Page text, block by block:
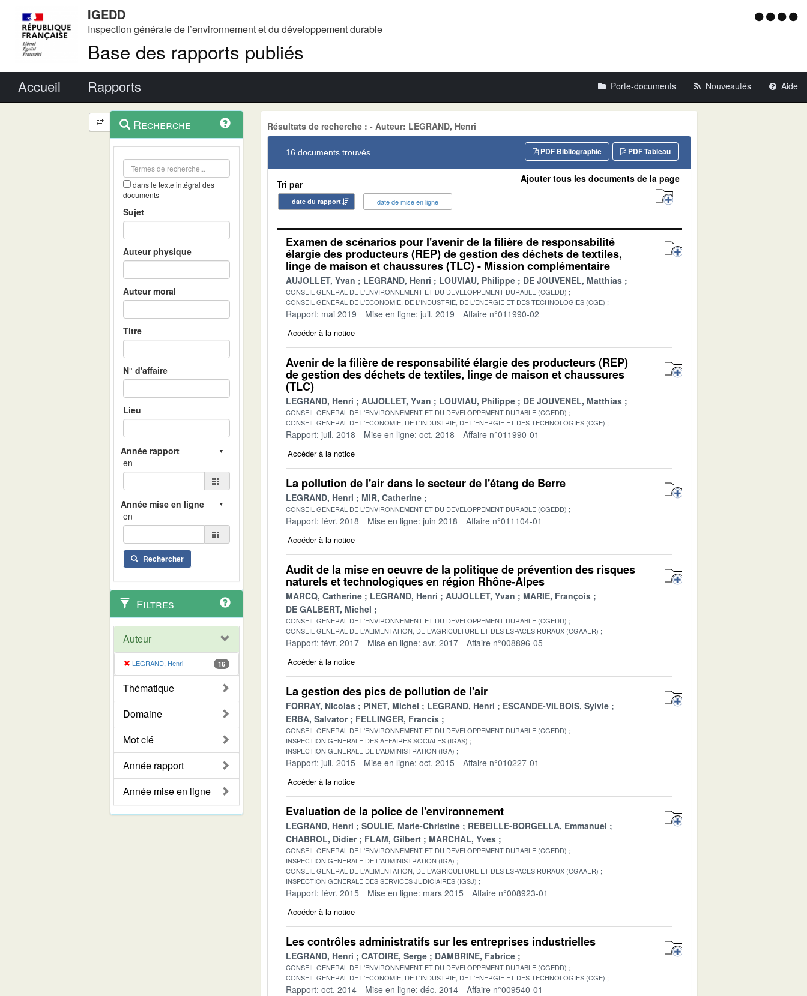
IGEDD
Inspection générale de l’environnement et du développement durable
Base des rapports publiés
Menu
Accueil Rapports Porte-documents Nouveautés Aide
Navigation
et
outils
contextuel
Recherche
dans le texte intégral des
documents
Sujet
Auteur physique
Auteur moral
Titre
N° d'affaire
Lieu
en
en
Rechercher
Filtres
Auteur
LEGRAND, Henri 16
Thématique
Domaine
Mot clé
Année rapport
Année mise en ligne
Résultats de recherche : - Auteur: LEGRAND, Henri
16 documents trouvés PDF Tableau
PDF Bibliographie
Tri par
date du rapport date de mise en ligne
Ajouter tous les documents de la page
Examen de scénarios pour l'avenir de la filière de responsabilité
élargie des producteurs (REP) de gestion des déchets de textiles,
linge de maison et chaussures (TLC) - Mission complémentaire
AUJOLLET, Yvan LEGRAND, Henri LOUVIAU, Philippe DE JOUVENEL, Matthias
CONSEIL GENERAL DE L'ENVIRONNEMENT ET DU DEVELOPPEMENT DURABLE (CGEDD)
CONSEIL GENERAL DE L'ECONOMIE, DE L'INDUSTRIE, DE L'ENERGIE ET DES TECHNOLOGIES (CGE)
Rapport: mai 2019 Mise en ligne: juil. 2019 Affaire n°011990-02
Accéder à la notice
Avenir de la filière de responsabilité élargie des producteurs (REP)
de gestion des déchets de textiles, linge de maison et chaussures
(TLC)
LEGRAND, Henri AUJOLLET, Yvan LOUVIAU, Philippe DE JOUVENEL, Matthias
CONSEIL GENERAL DE L'ENVIRONNEMENT ET DU DEVELOPPEMENT DURABLE (CGEDD)
CONSEIL GENERAL DE L'ECONOMIE, DE L'INDUSTRIE, DE L'ENERGIE ET DES TECHNOLOGIES (CGE)
Rapport: juil. 2018 Mise en ligne: oct. 2018 Affaire n°011990-01
Accéder à la notice
La pollution de l'air dans le secteur de l'étang de Berre
LEGRAND, Henri MIR, Catherine
CONSEIL GENERAL DE L'ENVIRONNEMENT ET DU DEVELOPPEMENT DURABLE (CGEDD)
Rapport: févr. 2018 Mise en ligne: juin 2018 Affaire n°011104-01
Accéder à la notice
Audit de la mise en oeuvre de la politique de prévention des risques
naturels et technologiques en région Rhône-Alpes
MARCQ, Catherine LEGRAND, Henri AUJOLLET, Yvan
MARIE, François
DE GALBERT, Michel
CONSEIL GENERAL DE L'ENVIRONNEMENT ET DU DEVELOPPEMENT DURABLE (CGEDD)
CONSEIL GENERAL DE L'ALIMENTATION, DE L'AGRICULTURE ET DES ESPACES RURAUX (CGAAER)
Rapport: févr. 2017 Mise en ligne: avr. 2017 Affaire n°008896-05
Accéder à la notice
La gestion des pics de pollution de l'air
FORRAY, Nicolas PINET, Michel LEGRAND, Henri
ESCANDE-VILBOIS, Sylvie
ERBA, Salvator
FELLINGER, Francis
CONSEIL GENERAL DE L'ENVIRONNEMENT ET DU DEVELOPPEMENT DURABLE (CGEDD)
INSPECTION GENERALE DES AFFAIRES SOCIALES (IGAS)
INSPECTION GENERALE DE L'ADMINISTRATION (IGA)
Rapport: juil. 2015 Mise en ligne: oct. 2015 Affaire n°010227-01
Accéder à la notice
Evaluation de la police de l'environnement
LEGRAND, Henri SOULIE, Marie-Christine
REBEILLE-BORGELLA, Emmanuel
CHABROL, Didier
FLAM, Gilbert MARCHAL, Yves
CONSEIL GENERAL DE L'ENVIRONNEMENT ET DU DEVELOPPEMENT DURABLE (CGEDD)
INSPECTION GENERALE DE L'ADMINISTRATION (IGA)
CONSEIL GENERAL DE L'ALIMENTATION, DE L'AGRICULTURE ET DES ESPACES RURAUX (CGAAER)
INSPECTION GENERALE DES SERVICES JUDICIAIRES (IGSJ)
Rapport: févr. 2015 Mise en ligne: mars 2015 Affaire n°008923-01
Accéder à la notice
Les contrôles administratifs sur les entreprises industrielles
LEGRAND, Henri CATOIRE, Serge DAMBRINE, Fabrice
CONSEIL GENERAL DE L'ENVIRONNEMENT ET DU DEVELOPPEMENT DURABLE (CGEDD)
CONSEIL GENERAL DE L'ECONOMIE, DE L'INDUSTRIE, DE L'ENERGIE ET DES TECHNOLOGIES (CGE)
Rapport: oct. 2014 Mise en ligne: déc. 2014 Affaire n°009540-01